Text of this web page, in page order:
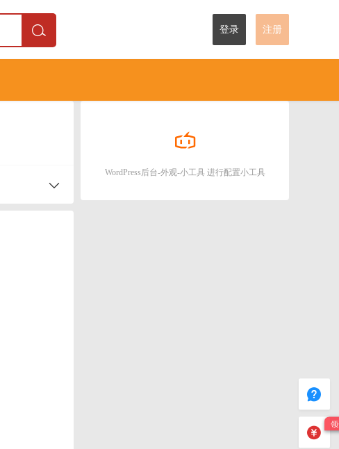
登录 注册
WordPress后台-外观-小工具 进行配置小工具